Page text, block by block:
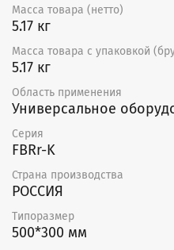
Масса товара (нетто)
5.17 кг
Масса товара с упаковкой
5.17 кг
Область применения
Универсальное
Серия
FBRr-K
Страна производства
РОССИЯ
Типоразмер
500*300 мм